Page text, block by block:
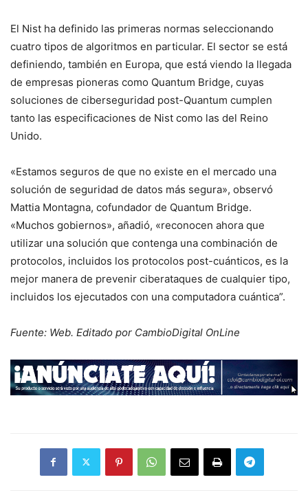
El Nist ha definido las primeras normas seleccionando
cuatro tipos de algoritmos en particular. El sector se está
definiendo, también en Europa, que está viendo la llegada
de empresas pioneras como Quantum Bridge, cuyas
soluciones de ciberseguridad post-Quantum cumplen
tanto las especificaciones de Nist como las del Reino
Unido.
«Estamos seguros de que no existe en el mercado una
solución de seguridad de datos más segura», observó
Mattia Montagna, cofundador de Quantum Bridge.
«Muchos gobiernos», añadió, «reconocen ahora que
utilizar una solución que contenga una combinación de
protocolos, incluidos los protocolos post-cuánticos, es la
mejor manera de prevenir ciberataques de cualquier tipo,
incluidos los ejecutados con una computadora cuántica”.
Fuente: Web. Editado por CambioDigital OnLine